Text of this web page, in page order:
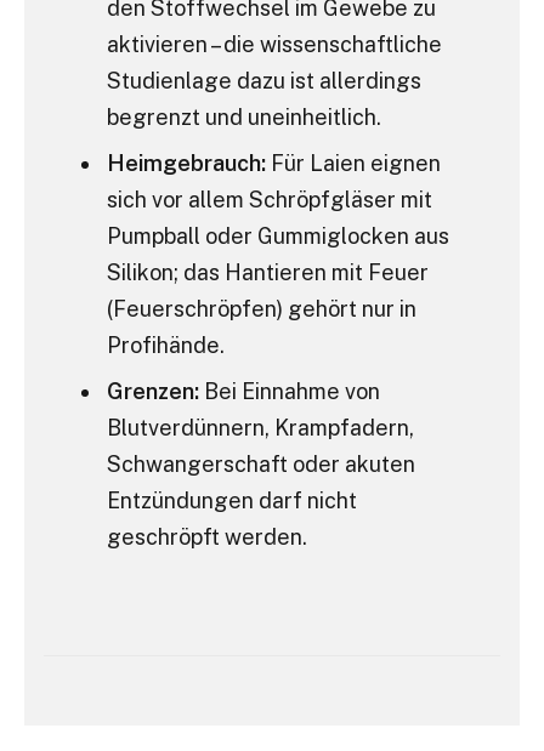
den Stoffwechsel im Gewebe zu
aktivieren – die wissenschaftliche
Studienlage dazu ist allerdings
begrenzt und uneinheitlich.
Heimgebrauch:Für Laien eignen
sich vor allem Schröpfgläser mit
Pumpball oder Gummiglocken aus
Silikon; das Hantieren mit Feuer
(Feuerschröpfen) gehört nur in
Profihände.
Grenzen:Bei Einnahme von
Blutverdünnern, Krampfadern,
Schwangerschaft oder akuten
Entzündungen darf nicht
geschröpft werden.